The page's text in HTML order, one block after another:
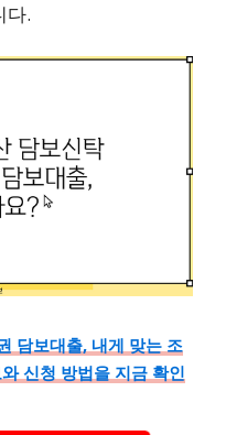
다.
담보대출, 내게 맞는 조
신청 방법을 지금 확인